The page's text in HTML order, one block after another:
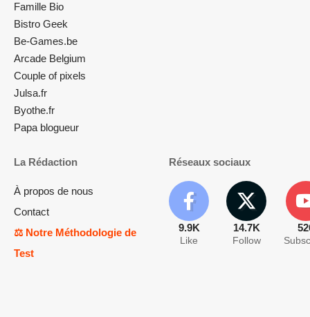
Famille Bio
Bistro Geek
Be-Games.be
Arcade Belgium
Couple of pixels
Julsa.fr
Byothe.fr
Papa blogueur
La Rédaction
À propos de nous
Contact
⚖️ Notre Méthodologie de
Test
Réseaux sociaux
9.9K
Like
14.7K
Follow